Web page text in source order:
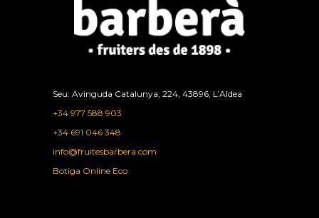
Seu: Avinguda Catalunya, 224, 43896, L’Aldea
+34 977 588 903
+34 691 046 348
info@fruitesbarbera.com
Botiga Online Eco